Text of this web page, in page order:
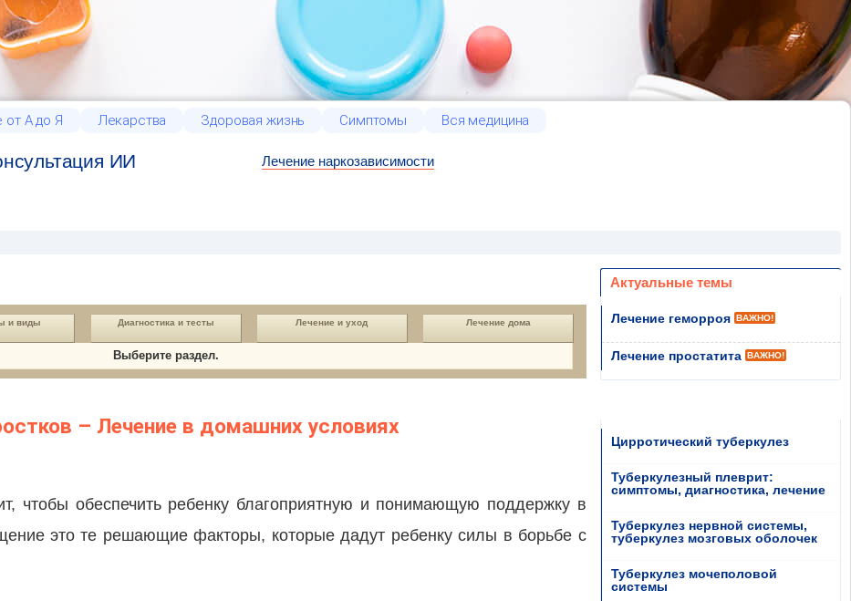
от А до Я Лекарства Здоровая жизнь Симптомы Вся медицина
ИИ Лечение наркозависимости
и виды Диагностика и тесты Лечение и уход Лечение дома
Выберите раздел.
– Лечение в домашних условиях
чтобы обеспечить ребенку благоприятную и понимающую поддержку в
это те решающие факторы, которые дадут ребенку силы в борьбе с
Актуальные темы
Лечение геморроя ВАЖНО!
Лечение простатита ВАЖНО!
Цирротический туберкулез
Туберкулезный плеврит:
симптомы, диагностика, лечение
Туберкулез нервной системы,
туберкулез мозговых оболочек
Туберкулез мочеполовой
системы